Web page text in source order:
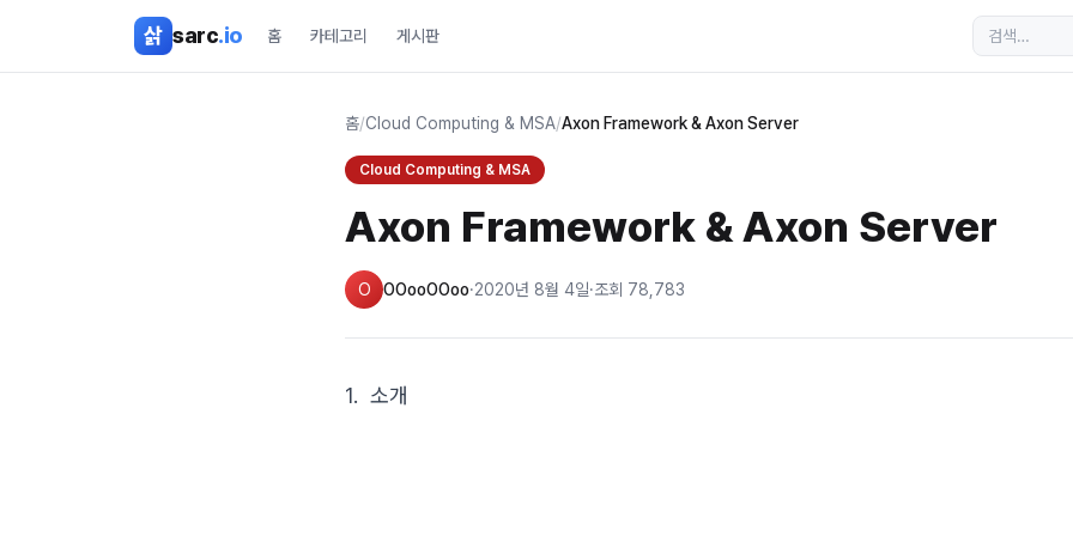
삵 sarc.io 홈 카테고리 게시판
홈/Cloud Computing & MSA/Axon Framework & Axon Server
Cloud Computing & MSA
Axon Framework & Axon Server
O OOooOOoo·2020년 8월 4일·조회 78,783
1. 소개